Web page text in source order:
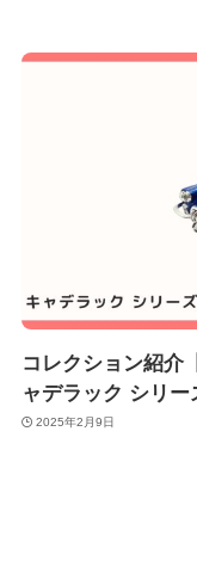
コレクション紹介
ャデラック シリー
2025年2月9日